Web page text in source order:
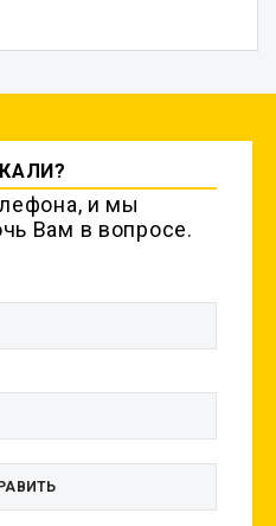
и мы
Вам в вопросе.